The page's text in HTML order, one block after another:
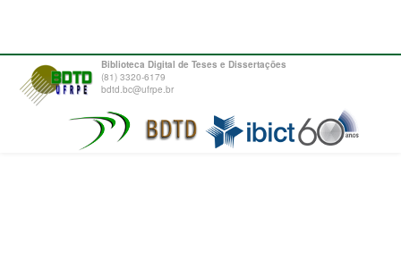
Biblioteca Digital de Teses e Dissertações
(81) 3320-6179
bdtd.bc@ufrpe.br